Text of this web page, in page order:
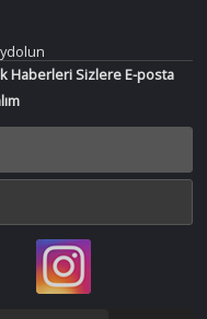
Haberleri Sizlere E-posta
Bir
Haber